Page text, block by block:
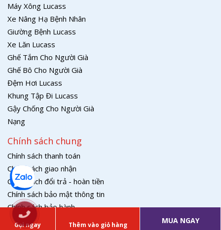
Gọi ngay Thêm vào giỏ hàng MUA NGAY
Máy Xông Lucass
Xe Nâng Hạ Bệnh Nhân
Giường Bệnh Lucass
Xe Lăn Lucass
Ghế Tắm Cho Người Già
Ghế Bô Cho Người Già
Đệm Hơi Lucass
Khung Tập Đi Lucass
Gậy Chống Cho Người Già
Nạng
Chính sách chung
Chính sách thanh toán
Chính sách giao nhận
Chính sách đổi trả - hoàn tiền
Chính sách bảo mật thông tin
Chính sách bảo hành